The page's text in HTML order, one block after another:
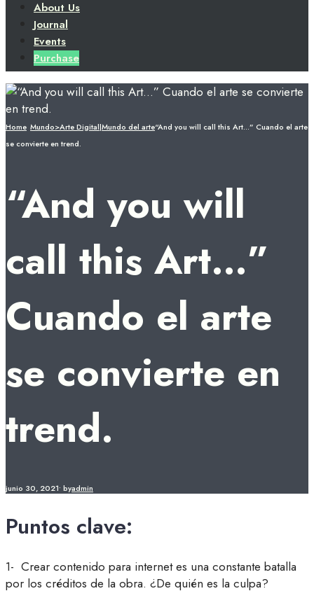
About Us
Journal
Events
Purchase
Home Mundo>Arte Digital|Mundo del arte“And you will call this Art…” Cuando el arte
se convierte en trend.
“And you will
call this Art…”
Cuando el arte
se convierte en
trend.
junio 30, 2021• byadmin
Puntos clave:
1- Crear contenido para internet es una constante batalla
por los créditos de la obra. ¿De quién es la culpa?